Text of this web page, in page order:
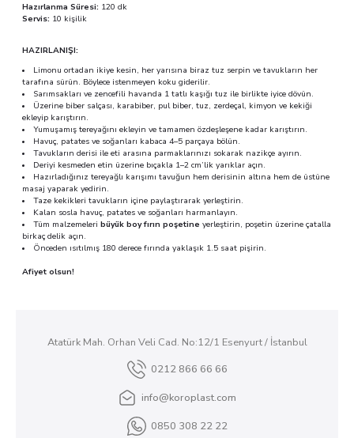
Hazırlanma Süresi: 120 dk
Servis: 10 kişilik
HAZIRLANIŞI:
Limonu ortadan ikiye kesin, her yarısına biraz tuz serpin ve tavukların her
tarafına sürün. Böylece istenmeyen koku giderilir.
Sarımsakları ve zencefili havanda 1 tatlı kaşığı tuz ile birlikte iyice dövün.
Üzerine biber salçası, karabiber, pul biber, tuz, zerdeçal, kimyon ve kekiği
ekleyip karıştırın.
Yumuşamış tereyağını ekleyin ve tamamen özdeşleşene kadar karıştırın.
Havuç, patates ve soğanları kabaca 4–5 parçaya bölün.
Tavukların derisi ile eti arasına parmaklarınızı sokarak nazikçe ayırın.
Deriyi kesmeden etin üzerine bıçakla 1–2 cm’lik yarıklar açın.
Hazırladığınız tereyağlı karışımı tavuğun hem derisinin altına hem de üstüne
masaj yaparak yedirin.
Taze kekikleri tavukların içine paylaştırarak yerleştirin.
Kalan sosla havuç, patates ve soğanları harmanlayın.
Tüm malzemeleribüyük boy fırın poşetine yerleştirin, poşetin üzerine çatalla
birkaç delik açın.
Önceden ısıtılmış 180 derece fırında yaklaşık 1.5 saat pişirin.
Afiyet olsun!
Atatürk Mah. Orhan Veli Cad. No:12/1 Esenyurt / İstanbul
0212 866 66 66
info@koroplast.com
0850 308 22 22